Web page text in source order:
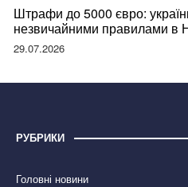
Штрафи до 5000 євро:
незвичайними правилами в
правдою
29.07.2026
РУБРИКИ
Головні новини